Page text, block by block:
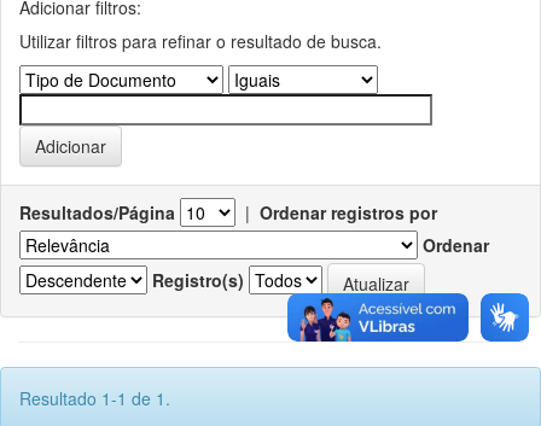
Adicionar filtros:
Utilizar filtros para refinar o resultado de busca.
Resultados/Página | Ordenar registros por
Ordenar
Registro(s)
Resultado 1-1 de 1.